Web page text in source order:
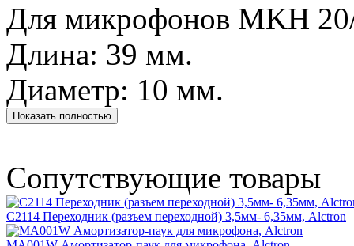
Для микрофонов MKH
Длина: 39 мм.
Диаметр: 10 мм.
Показать полностью
Сопутствующие товары
C2114 Переходник (разъем переходной) 3,5мм- 6,35мм, Alctron